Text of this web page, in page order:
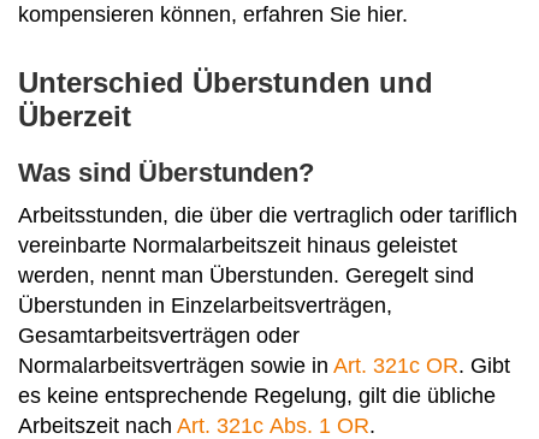
kompensieren können, erfahren Sie hier.
Unterschied Überstunden und
Überzeit
Was sind Überstunden?
Arbeitsstunden, die über die vertraglich oder tariflich
vereinbarte Normalarbeitszeit hinaus geleistet
werden, nennt man Überstunden. Geregelt sind
Überstunden in Einzelarbeitsverträgen,
Gesamtarbeitsverträgen oder
Normalarbeitsverträgen sowie in Art. 321c OR. Gibt
es keine entsprechende Regelung, gilt die übliche
Arbeitszeit nach Art. 321c Abs. 1 OR.